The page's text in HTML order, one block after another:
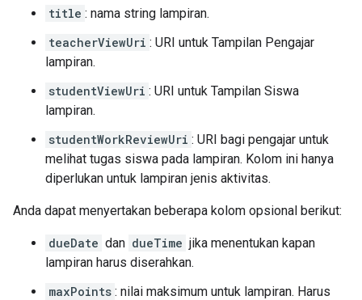
title : nama string lampiran.
teacherViewUri : URI untuk Tampilan Pengajar
lampiran.
studentViewUri : URI untuk Tampilan Siswa
lampiran.
studentWorkReviewUri : URI bagi pengajar untuk
melihat tugas siswa pada lampiran. Kolom ini hanya
diperlukan untuk lampiran jenis aktivitas.
Anda dapat menyertakan beberapa kolom opsional berikut:
dueDate dan dueTime jika menentukan kapan
lampiran harus diserahkan.
maxPoints : nilai maksimum untuk lampiran. Harus